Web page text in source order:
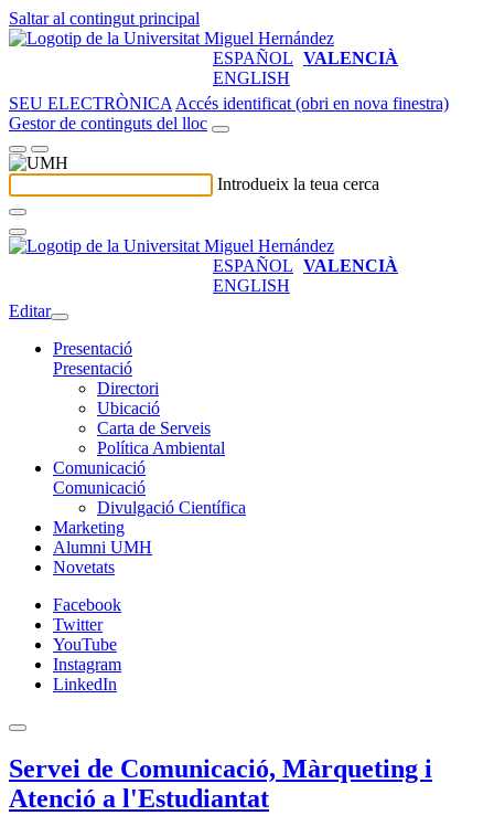
Saltar al contingut principal
ESPAÑOL VALENCIÀ
ENGLISH
SEU ELECTRÒNICA Accés identificat (obri en nova finestra)
Gestor de continguts del lloc
Introdueix la teua cerca
ESPAÑOL VALENCIÀ
ENGLISH
Editar
Presentació
Presentació
Directori
Ubicació
Carta de Serveis
Política Ambiental
Comunicació
Comunicació
Divulgació Científica
Marketing
Alumni UMH
Novetats
Facebook
Twitter
YouTube
Instagram
LinkedIn
Servei de Comunicació, Màrqueting i
Atenció a l'Estudiantat